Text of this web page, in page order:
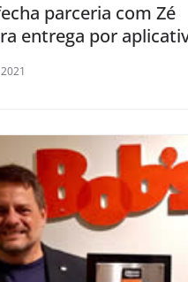
parceria com Zé
entrega por